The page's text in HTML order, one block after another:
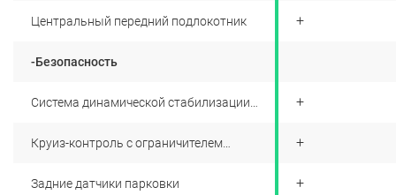
Центральный передний подлокотник
-Безопасность
Система динамической стабилизации
Круиз-контроль с ограничителем
Задние датчики парковки
+
+
+
+
+
+
+
+